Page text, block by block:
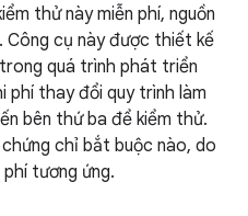
thử này miễn phí, nguồn
. Công cụ này được thiết kế
quá trình phát triển
phí thay đổi quy trình làm
bên thứ ba để kiểm thử.
chỉ bắt buộc nào, do
tương ứng.